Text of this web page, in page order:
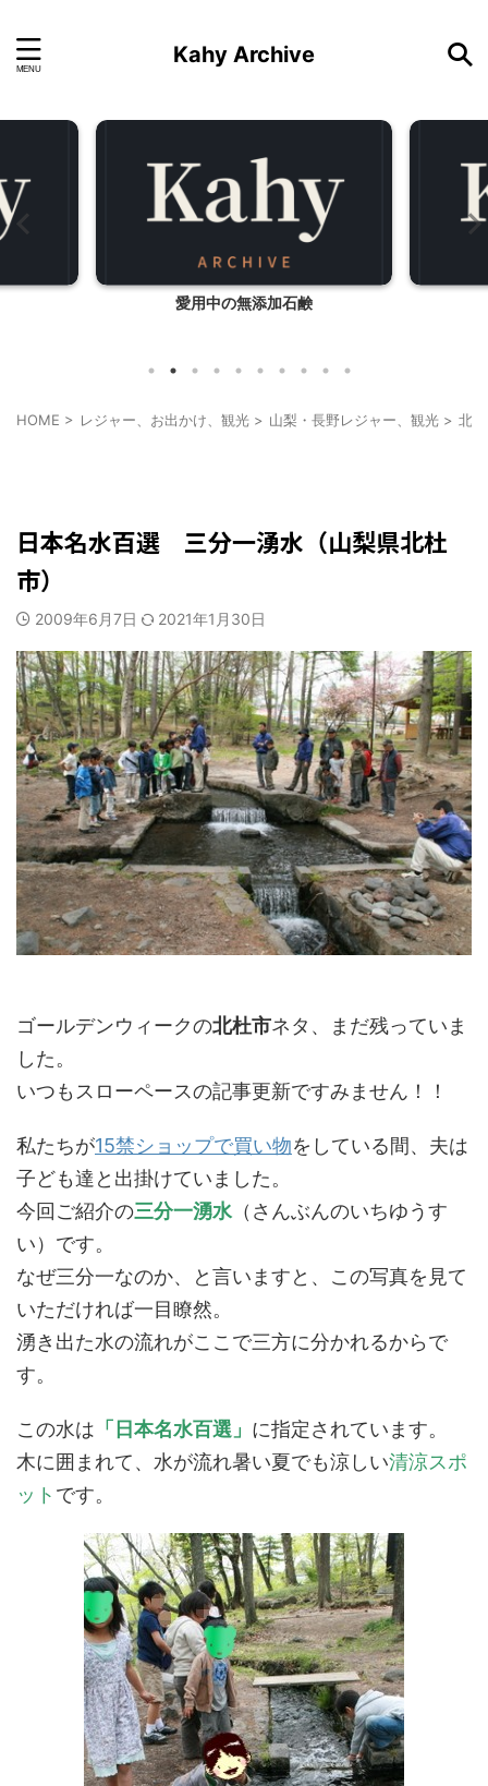
Kahy Archive
気分転換
HOME > レジャー、お出かけ、観光 > 山梨・長野レジャー、観光 > 北
日本名水百選 三分一湧水（山梨県北杜
市）
2009年6月7日 2021年1月30日
ゴールデンウィークの北杜市ネタ、まだ残っていま
した。
いつもスローペースの記事更新ですみません！！
私たちが15禁ショップで買い物をしている間、夫は
子ども達と出掛けていました。
今回ご紹介の三分一湧水 （さんぶんのいちゆうす
い）です。
なぜ三分一なのか、と言いますと、この写真を見て
いただければ一目瞭然。
湧き出た水の流れがここで三方に分かれるからで
す。
この水は 「日本名水百選」 に指定されています。
木に囲まれて、水が流れ暑い夏でも涼しい清涼スポ
ット です。